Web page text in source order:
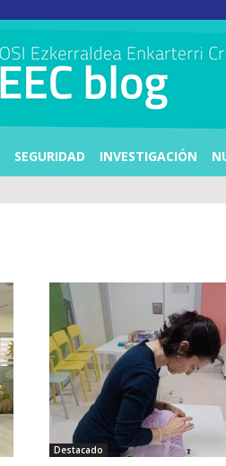
SEGURIDAD INVESTIGACIÓN
Destacado